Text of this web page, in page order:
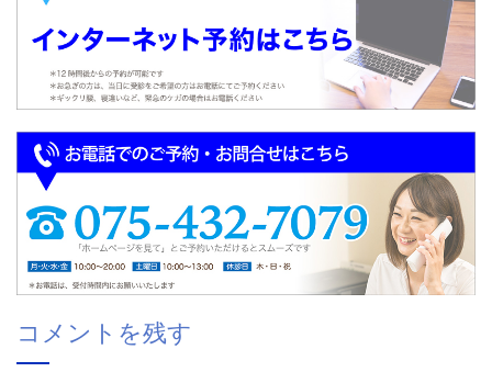
コメントを残す